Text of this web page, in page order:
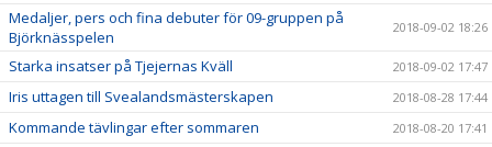
Medaljer, pers och fina debuter för 09-gruppen på
Björknässpelen
2018-09-02 18:26
Starka insatser på Tjejernas Kväll 2018-09-02 17:47
Iris uttagen till Svealandsmästerskapen 2018-08-28 17:44
Kommande tävlingar efter sommaren 2018-08-20 17:41